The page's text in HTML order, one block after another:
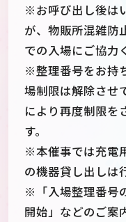
※お呼び出し後は
が、物販所混雑防
での入場にご協力
※整理番号をお持
場制限は解除させ
により再度制限を
す。
※本催事では充電
の機器貸し出しは
※「入場整理番号
開始」などのご案